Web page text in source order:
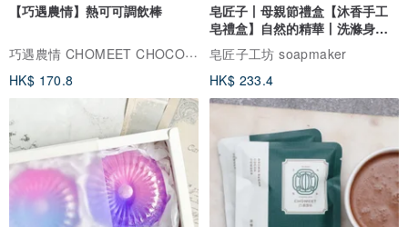
【巧遇農情】熱可可調飲棒
巧遇農情 CHOMEET CHOCOLATE
HK$ 170.8
皂匠子丨母親節禮盒【沐香手工
皂禮盒】自然的精華丨洗滌身心
疲憊
皂匠子工坊 soapmaker
HK$ 233.4